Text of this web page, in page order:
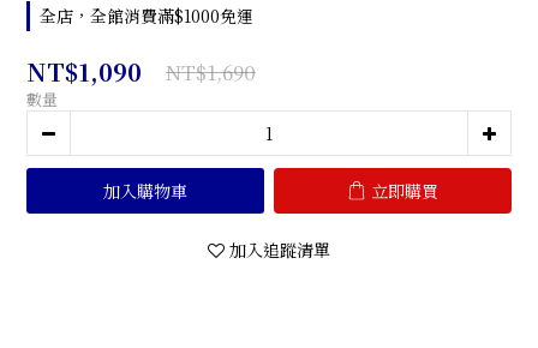
全店，全館消費滿$1000免運
NT$1,090 NT$1,690
數量
加入購物車 立即購買
加入追蹤清單